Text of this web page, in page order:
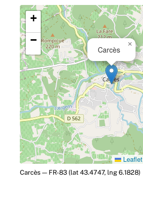
Carcès
×
+
−
Leaflet
Carcès — FR-83 (lat 43.4747, lng 6.1828)